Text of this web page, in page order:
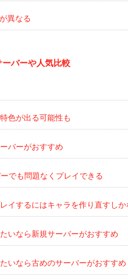
異なる
バーや人気比較
色が出る可能性も
バーがおすすめ
でも問題なくプレイできる
イするにはキャラを作り直すしか
いなら新規サーバーがおすすめ
いなら古めのサーバーがおすすめ